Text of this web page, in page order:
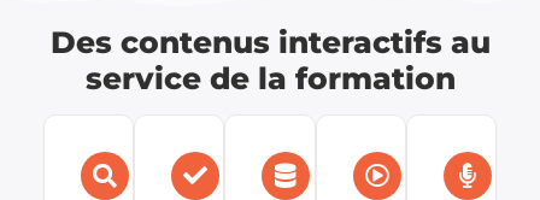
Des contenus interactifs au
service de la formation